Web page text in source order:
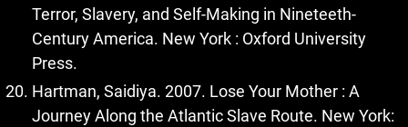
Terror, Slavery, and Self-Making in Nineteeth-
Century America. New York : Oxford University
Press.
Hartman, Saidiya. 2007. Lose Your Mother : A
Journey Along the Atlantic Slave Route. New York: